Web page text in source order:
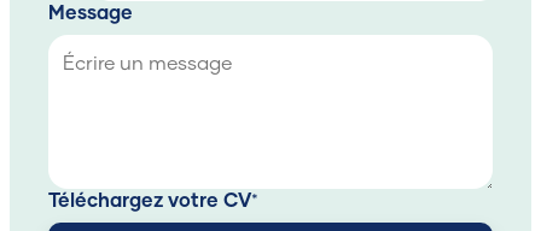
Message
Téléchargez votre CV